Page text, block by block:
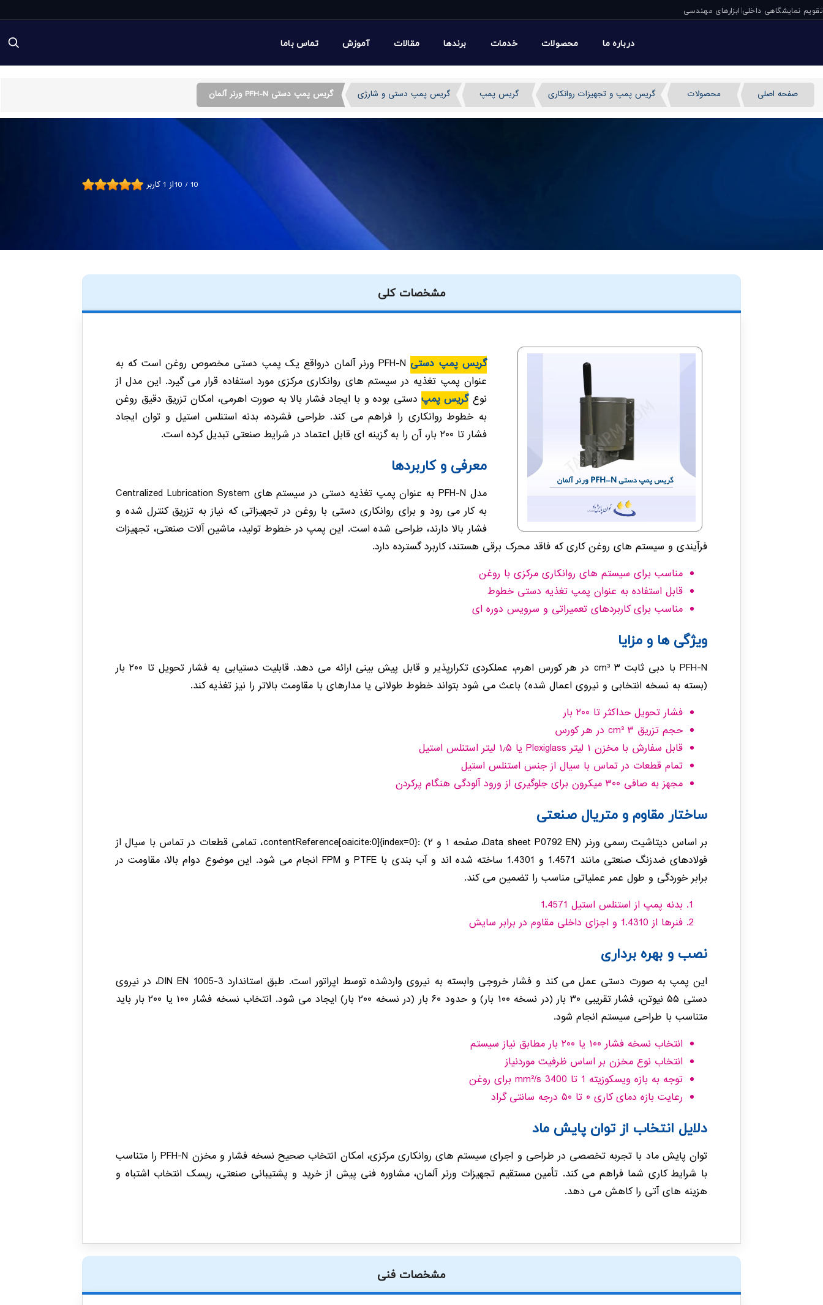
تقویم نمایشگاهی داخلی|ابزارهای مهندسی
درباره ما محصولات خدمات برندها مقالات آموزش تماس باما
صفحه اصلی محصولات گریس پمپ و تجهیزات روانکاری گریس پمپ گریس پمپ دستی و شارژی گریس پمپ دستی PFH-N ورنر آلمان
10 / 10 از 1کاربر
مشخصات کلی
گریس پمپ دستی
PFH-N ورنر آلمان درواقع یک پمپ دستی مخصوص روغن است که به
عنوان پمپ تغذیه در سیستم های روانکاری مرکزی مورد استفاده قرار می گیرد. این مدل از
نوعگریس پمپدستی بوده و با ایجاد فشار بالا به صورت اهرمی، امکان تزریق دقیق روغن
به خطوط روانکاری را فراهم می کند. طراحی فشرده، بدنه استنلس استیل و توان ایجاد
فشار تا ۲۰۰ بار، آن را به گزینه ای قابل اعتماد در شرایط صنعتی تبدیل کرده است.
معرفی و کاربردها
مدل PFH-N به عنوان پمپ تغذیه دستی در سیستم های Centralized Lubrication System
به کار می رود و برای روانکاری دستی با روغن در تجهیزاتی که نیاز به تزریق کنترل شده و
فشار بالا دارند، طراحی شده است. این پمپ در خطوط تولید، ماشین آلات صنعتی، تجهیزات
فرآیندی و سیستم های روغن کاری که فاقد محرک برقی هستند، کاربرد گسترده دارد.
مناسب برای سیستم های روانکاری مرکزی با روغن
قابل استفاده به عنوان پمپ تغذیه دستی خطوط
مناسب برای کاربردهای تعمیراتی و سرویس دوره ای
ویژگی ها و مزایا
PFH-N با دبی ثابت ۳ cm³ در هر کورس اهرم، عملکردی تکرارپذیر و قابل پیش بینی ارائه می دهد. قابلیت دستیابی به فشار تحویل تا ۲۰۰ بار
(بسته به نسخه انتخابی و نیروی اعمال شده) باعث می شود بتواند خطوط طولانی یا مدارهای با مقاومت بالاتر را نیز تغذیه کند.
فشار تحویل حداکثر تا ۲۰۰ بار
حجم تزریق ۳ cm³ در هر کورس
قابل سفارش با مخزن ۱ لیتر Plexiglass یا ۱٫۵ لیتر استنلس استیل
تمام قطعات در تماس با سیال از جنس استنلس استیل
مجهز به صافی ۳۰۰ میکرون برای جلوگیری از ورود آلودگی هنگام پرکردن
ساختار مقاوم و متریال صنعتی
بر اساس دیتاشیت رسمی ورنر (Data sheet P0792 EN، صفحه ۱ و ۲) :contentReference[oaicite:0]{index=0}، تمامی قطعات در تماس با سیال از
فولادهای ضدزنگ صنعتی مانند 1.4571 و 1.4301 ساخته شده اند و آب بندی با PTFE و FPM انجام می شود. این موضوع دوام بالا، مقاومت در
برابر خوردگی و طول عمر عملیاتی مناسب را تضمین می کند.
بدنه پمپ از استنلس استیل 1.4571
فنرها از 1.4310 و اجزای داخلی مقاوم در برابر سایش
نصب و بهره برداری
این پمپ به صورت دستی عمل می کند و فشار خروجی وابسته به نیروی واردشده توسط اپراتور است. طبق استاندارد DIN EN 1005-3، در نیروی
دستی ۵۵ نیوتن، فشار تقریبی ۳۰ بار (در نسخه ۱۰۰ بار) و حدود ۶۰ بار (در نسخه ۲۰۰ بار) ایجاد می شود. انتخاب نسخه فشار ۱۰۰ یا ۲۰۰ بار باید
متناسب با طراحی سیستم انجام شود.
انتخاب نسخه فشار ۱۰۰ یا ۲۰۰ بار مطابق نیاز سیستم
انتخاب نوع مخزن بر اساس ظرفیت موردنیاز
توجه به بازه ویسکوزیته 1 تا 3400 mm²/s برای روغن
رعایت بازه دمای کاری ۰ تا ۵۰ درجه سانتی گراد
دلایل انتخاب از توان پایش ماد
توان پایش ماد با تجربه تخصصی در طراحی و اجرای سیستم های روانکاری مرکزی، امکان انتخاب صحیح نسخه فشار و مخزن PFH-N را متناسب
با شرایط کاری شما فراهم می کند. تأمین مستقیم تجهیزات ورنر آلمان، مشاوره فنی پیش از خرید و پشتیبانی صنعتی، ریسک انتخاب اشتباه و
هزینه های آتی را کاهش می دهد.
مشخصات فنی